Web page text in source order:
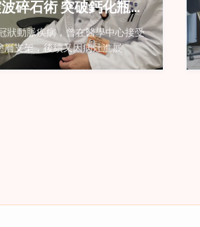
碎石術 突破鈣化瓶頸
狀動脈疾病，曾在醫學中心接受
支架，後續又因病灶進展